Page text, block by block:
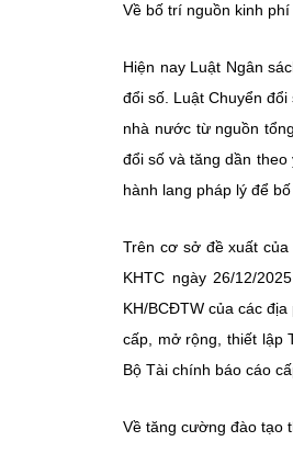
Về bố trí nguồn kinh
Hiện nay Luật Ngân
đổi số. Luật Chuyển
nhà nước từ nguồn
đổi số và tăng dần
hành lang pháp lý để
Trên cơ sở đề xuất
KHTC ngày 26/12/
KH/BCĐTW của các
cấp, mở rộng, thiết lập
Bộ Tài chính báo cáo
Về tăng cường đào tạo